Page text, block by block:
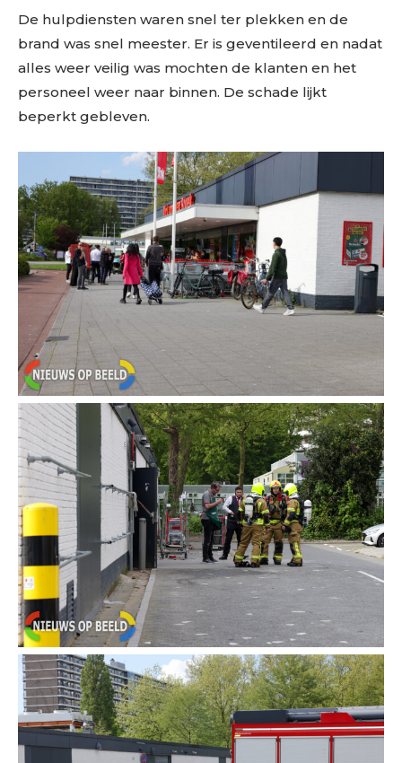
De hulpdiensten waren snel ter plekken en de
brand was snel meester. Er is geventileerd en nadat
alles weer veilig was mochten de klanten en het
personeel weer naar binnen. De schade lijkt
beperkt gebleven.